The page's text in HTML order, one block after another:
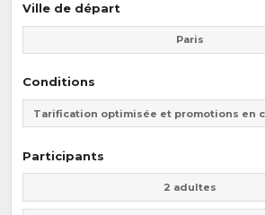
Ville de départ
Paris
Conditions
Tarification optimisée et promotions en
Participants
2 adultes